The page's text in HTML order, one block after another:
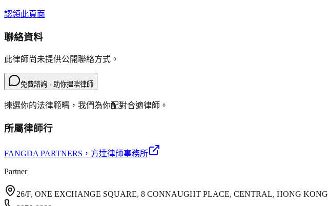
認領此頁面
聯絡資料
此律師尚未提供公開聯絡方式。
免費諮詢 · 助你搵啱律師
揀選你的法律範疇，我們為你配對合適律師。
所屬律師行
FANGDA PARTNERS ，方達律師事務所
Partner
26/F, ONE EXCHANGE SQUARE, 8 CONNAUGHT PLACE, CENTRAL, HONG KONG